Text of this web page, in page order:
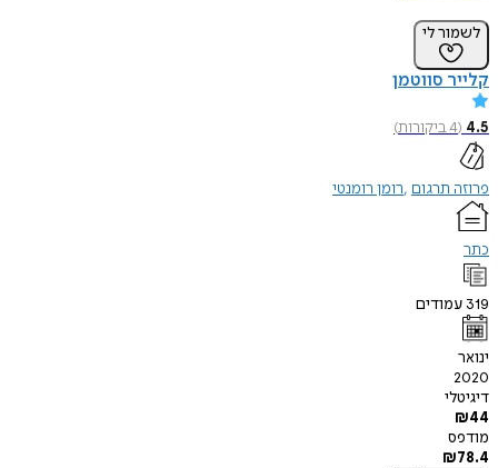
לשמור לי
קלייר סווטמן
4.5
(
4ביקורות)
פרוזה תרגום רומן רומנטי
כתר
319 עמודים
ינואר
2020
דיגיטלי
₪44
מודפס
₪78.4